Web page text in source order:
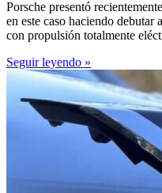
Porsche presentó
en este caso haciendo
con propulsión totalmente
Seguir leyendo »